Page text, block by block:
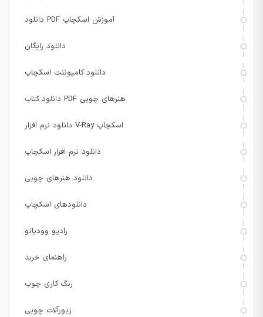
دانلود PDF آموزش اسکچاپ
دانلود رایگان
دانلود کامپوننت اسکچاپ
دانلود کتاب PDF هنرهای چوبی
دانلود نرم افزار V-Ray اسکچاپ
دانلود نرم افزار اسکچاپ
دانلود هنرهای چوبی
دانلودهای اسکچاپ
رادیو وودیانو
راهنمای خرید
رنگ کاری چوب
زیورآلات چوبی